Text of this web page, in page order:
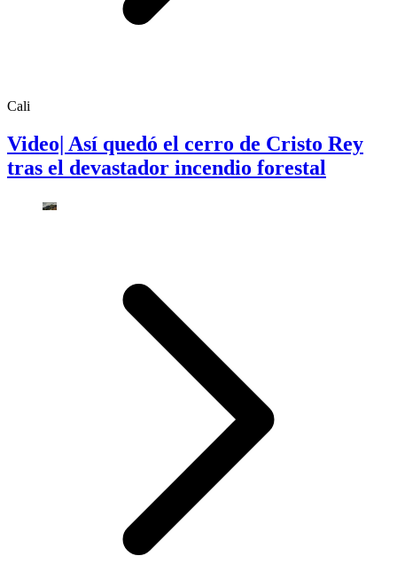
Cali
Video| Así quedó el cerro de Cristo Rey
tras el devastador incendio forestal